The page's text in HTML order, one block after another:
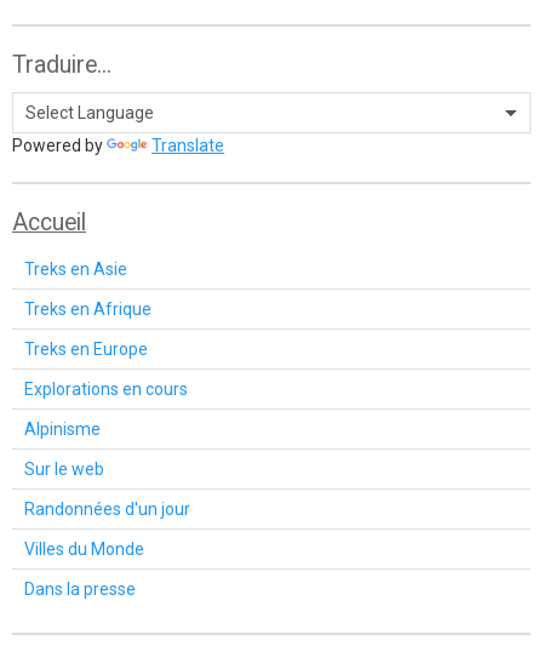
Traduire...
Powered by Translate
Accueil
Treks en Asie
Treks en Afrique
Treks en Europe
Explorations en cours
Alpinisme
Sur le web
Randonnées d'un jour
Villes du Monde
Dans la presse